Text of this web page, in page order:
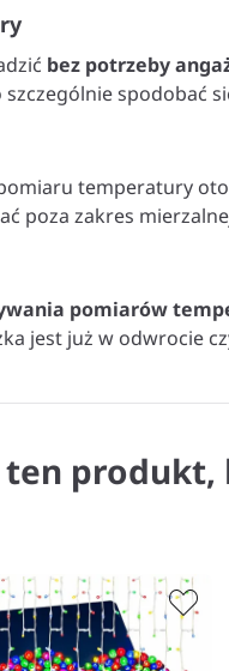
bez potrzeby
spodobać
temperatury
poza zakres
pomiarów
jest już w odwrocie
produkt,